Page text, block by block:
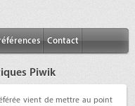
Contact
Piwik
vient de mettre au point